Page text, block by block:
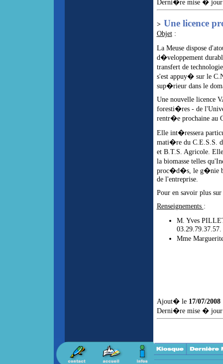
Derni�re mise �
> Une licence
Objet:
La Meuse dispose
d�veloppement
transfert de
s'est appuy� sur le
sup�rieur dans le
Une nouvelle licence
foresti�res - de
rentr�e prochaine au
Elle int�ressera
mati�re du C.E.S.S.
et B.T.S. Agricole.
la biomasse telles
proc�d�s, le g�nie
de l'entreprise.
Pour en savoir plus
Renseignements :
M. Yves
03.29.79.37.57.
Mme
Ajout� le 17/07/2008
Derni�re mise �